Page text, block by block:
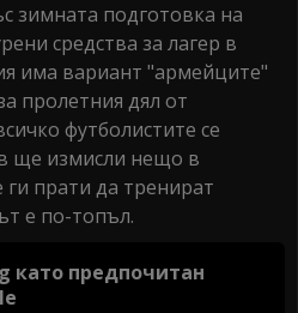
зимната подготовка на
средства за лагер в
има вариант "армейците"
пролетния дял от
футболистите се
ще измисли нещо в
прати да тренират
е по-топъл.
като предпочитан